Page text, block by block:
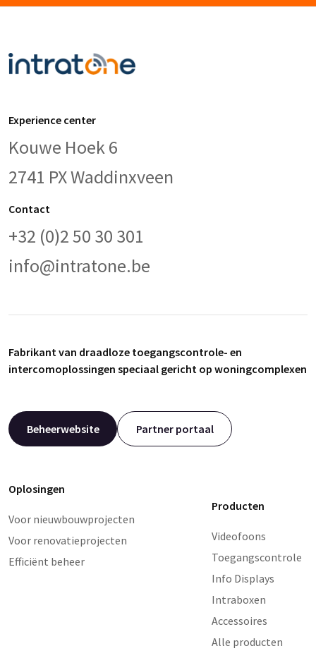
Experience center
Kouwe Hoek 6
2741 PX Waddinxveen
Contact
+32 (0)2 50 30 301
info@intratone.be
Fabrikant van draadloze toegangscontrole- en
intercomoplossingen speciaal gericht op woningcomplexen
Beheerwebsite Partner portaal
Oplosingen
Voor nieuwbouwprojecten
Voor renovatieprojecten
Efficiënt beheer
Producten
Videofoons
Toegangscontrole
Info Displays
Intraboxen
Accessoires
Alle producten